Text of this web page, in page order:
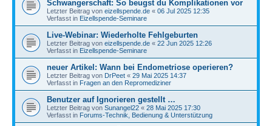
Schwangerschaft: So beugst du Komplikationen vor
Letzter Beitrag von eizellspende.de « 06 Jul 2025 12:35
Verfasst in Eizellspende-Seminare
Live-Webinar: Wiederholte Fehlgeburten
Letzter Beitrag von eizellspende.de « 22 Jun 2025 12:26
Verfasst in Eizellspende-Seminare
neuer Artikel: Wann bei Endometriose operieren?
Letzter Beitrag von DrPeet « 29 Mai 2025 14:37
Verfasst in Fragen an den Repromediziner
Benutzer auf Ignorieren gestellt …
Letzter Beitrag von Sunangel22 « 28 Mai 2025 17:30
Verfasst in Forums-Technik, Bedienung & Unterstützung